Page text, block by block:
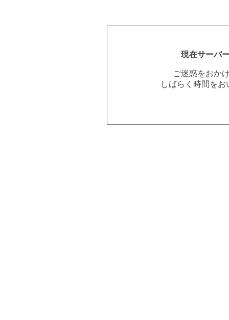
現在サーバ
ご迷惑をおか
しばらく時間を